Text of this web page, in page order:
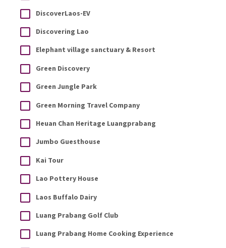
DiscoverLaos-EV
Discovering Lao
Elephant village sanctuary & Resort
Green Discovery
Green Jungle Park
Green Morning Travel Company
Heuan Chan Heritage Luangprabang
Jumbo Guesthouse
Kai Tour
Lao Pottery House
Laos Buffalo Dairy
Luang Prabang Golf Club
Luang Prabang Home Cooking Experience